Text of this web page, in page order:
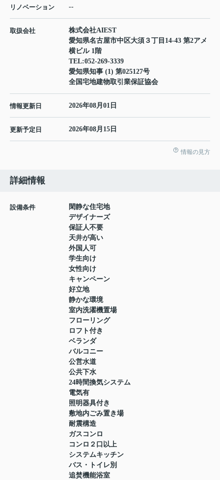
リノベーション --
取扱会社
株式会社AIEST
愛知県名古屋市中区大須３丁目14-43 第2アメ
横ビル 1階
TEL:052-269-3339
愛知県知事 (1) 第025127号
全国宅地建物取引業保証協会
情報更新日 2026年08月01日
更新予定日 2026年08月15日
情報の見方
詳細情報
設備条件
閑静な住宅地
デザイナーズ
保証人不要
天井が高い
外国人可
学生向け
女性向け
キャンペーン
好立地
静かな環境
室内洗濯機置場
フローリング
ロフト付き
ベランダ
バルコニー
公営水道
公共下水
24時間換気システム
電気有
照明器具付き
敷地内ごみ置き場
耐震構造
ガスコンロ
コンロ２口以上
システムキッチン
バス・トイレ別
追焚機能浴室